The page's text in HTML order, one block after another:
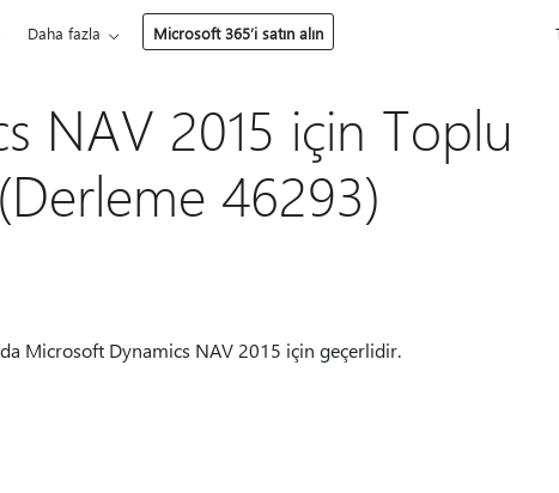
Daha fazla Microsoft 365’i satın alın
NAV 2015 için Toplu
46293)
Microsoft Dynamics NAV 2015 için geçerlidir.